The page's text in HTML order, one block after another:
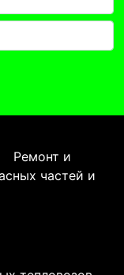
Ремонт и
частей и